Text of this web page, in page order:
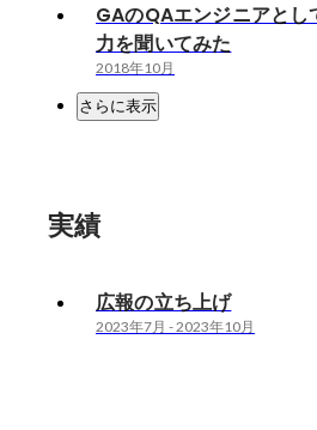
GAのQAエンジニアとし
力を聞いてみた
2018年10月
さらに表示
実績
広報の立ち上げ
2023年7月 -2023年10月